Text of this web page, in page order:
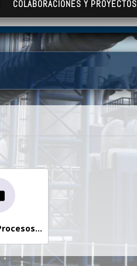
COLABORACIONES Y PROYECTOS
Diseño de Procesos y Producto I